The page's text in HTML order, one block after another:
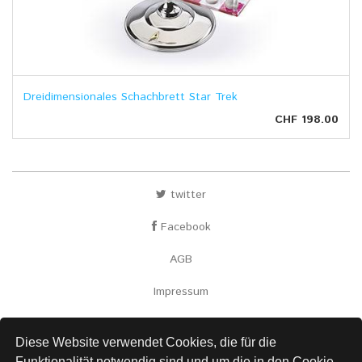
Diese Website verwendet Cookies, die für die
Dreidimensionales Schachbrett Star Trek
CHF 198.00
twitter
Facebook
AGB
Impressum
Kontakt